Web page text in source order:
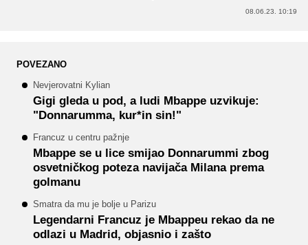
08.06.23. 10:19
POVEZANO
Nevjerovatni Kylian
Gigi gleda u pod, a ludi Mbappe uzvikuje:
"Donnarumma, kur*in sin!"
Francuz u centru pažnje
Mbappe se u lice smijao Donnarummi zbog
osvetničkog poteza navijača Milana prema
golmanu
Smatra da mu je bolje u Parizu
Legendarni Francuz je Mbappeu rekao da ne
odlazi u Madrid, objasnio i zašto